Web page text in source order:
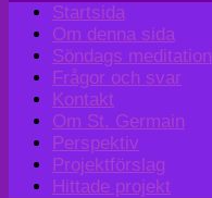
Startsida
Om denna sida
Söndags meditation
Frågor och svar
Kontakt
Om St. Germain
Perspektiv
Projektförslag
Hittade projekt